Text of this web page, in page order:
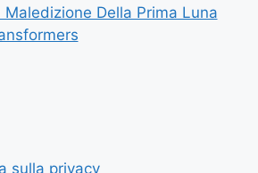
Maledizione Della Prima Luna
sulla privacy